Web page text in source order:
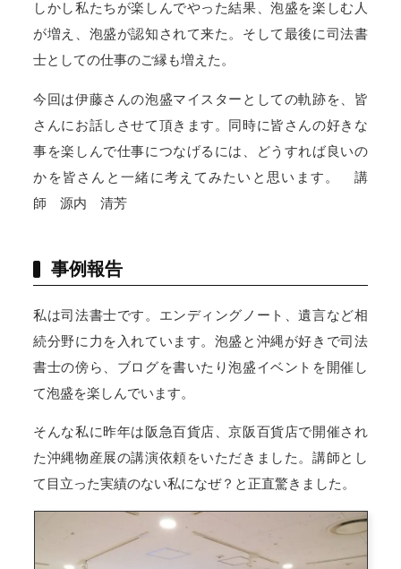
しかし私たちが楽しんでやった結果、泡盛を楽しむ人
が増え、泡盛が認知されて来た。そして最後に司法書
士としての仕事のご縁も増えた。
今回は伊藤さんの泡盛マイスターとしての軌跡を、皆
さんにお話しさせて頂きます。同時に皆さんの好きな
事を楽しんで仕事につなげるには、どうすれば良いの
かを皆さんと一緒に考えてみたいと思います。 講
師 源内 清芳
事例報告
私は司法書士です。エンディングノート、遺言など相
続分野に力を入れています。泡盛と沖縄が好きで司法
書士の傍ら、ブログを書いたり泡盛イベントを開催し
て泡盛を楽しんでいます。
そんな私に昨年は阪急百貨店、京阪百貨店で開催され
た沖縄物産展の講演依頼をいただきました。講師とし
て目立った実績のない私になぜ？と正直驚きました。